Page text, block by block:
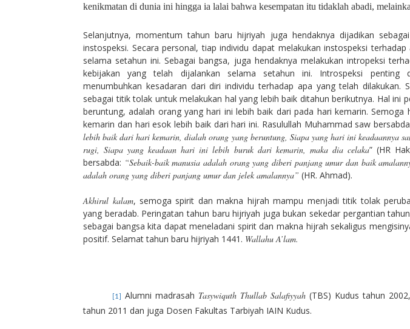
kenikmatan di dunia ini hingga ia lalai bahwa kesempatan itu tidaklah abadi,
Selanjutnya, momentum tahun baru hijriyah juga hendaknya dijadikan
instospeksi. Secara personal, tiap individu dapat melakukan instospeksi
selama setahun ini. Sebagai bangsa, juga hendaknya melakukan intropeksi
kebijakan yang telah dijalankan selama setahun ini. Introspeksi penting
menumbuhkan kesadaran dari diri individu terhadap apa yang telah dilakukan.
sebagai titik tolak untuk melakukan hal yang lebih baik ditahun berikutnya. Hal ini
beruntung, adalah orang yang hari ini lebih baik dari pada hari kemarin.Semoga
kemarin dan hari esok lebih baik dari hari ini. Rasulullah Muhammad saw
lebih baik dari hari kemarin, dialah orang yang beruntung, Siapa yang hari ini keadaannya
rugi, Siapa yang keadaan hari ini lebih buruk dari kemarin, maka dia celaka” (HR
bersabda: “Sebaik-baik manusia adalah orang yang diberi panjang umur dan baik
adalah orang yang diberi panjang umur dan jelek amalannya” (HR. Ahmad).
Akhirul kalam, semoga spirit dan makna hijrah mampu menjadi titik tolak
yang beradab. Peringatan tahun baru hijriyah juga bukan sekedar pergantian
sebagai bangsa kita dapat meneladani spirit dan makna hijrah sekaligus
positif. Selamat tahun baru hijriyah 1441. Wallahu A’lam.
[1] Alumni madrasah Tasywiquth Thullab Salafiyyah (TBS) Kudus tahun
tahun 2011 dan juga Dosen Fakultas Tarbiyah IAIN Kudus.